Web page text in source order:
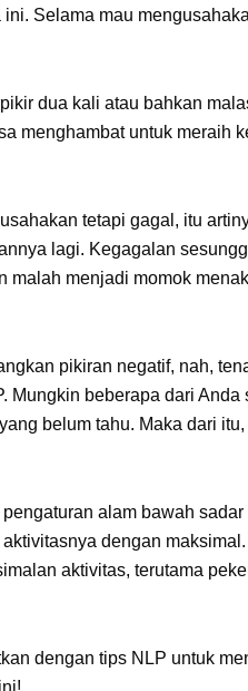
Selama mau
dua kali atau bahkan
menghambat untuk meraih
tetapi gagal, itu
lagi. Kegagalan
menjadi momok
pikiran negatif, nah,
beberapa dari
belum tahu. Maka dari
alam bawah
dengan
aktivitas, terutama
dengan tips NLP untuk